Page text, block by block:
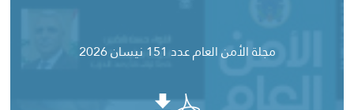
مجلة الأمن العام عدد 151 نيسان 2026